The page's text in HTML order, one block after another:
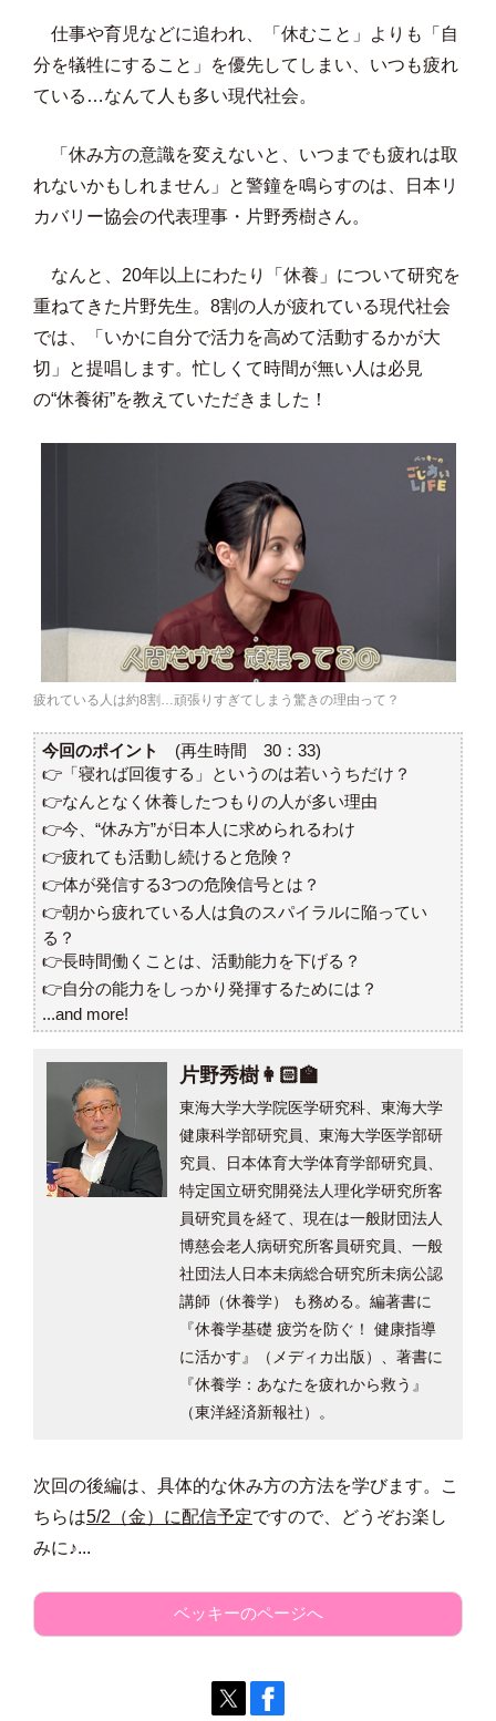
仕事や育児などに追われ、「休むこと」よりも「自
分を犠牲にすること」を優先してしまい、いつも疲れ
ている…なんて人も多い現代社会。
「休み方の意識を変えないと、いつまでも疲れは取
れないかもしれません」と警鐘を鳴らすのは、日本リ
カバリー協会の代表理事・片野秀樹さん。
なんと、20年以上にわたり「休養」について研究を
重ねてきた片野先生。8割の人が疲れている現代社会
では、「いかに自分で活力を高めて活動するかが大
切」と提唱します。忙しくて時間が無い人は必見
の“休養術”を教えていただきました！
疲れている人は約8割…頑張りすぎてしまう驚きの理由って？
今回のポイント
(再生時間 30：33)
👉「寝れば回復する」というのは若いうちだけ？
👉なんとなく休養したつもりの人が多い理由
👉今、“休み方”が日本人に求められるわけ
👉疲れても活動し続けると危険？
👉体が発信する3つの危険信号とは？
👉朝から疲れている人は負のスパイラルに陥ってい
る？
👉長時間働くことは、活動能力を下げる？
👉自分の能力をしっかり発揮するためには？
...and more!
片野秀樹👩🏻‍🏫
東海大学大学院医学研究科、東海大学
健康科学部研究員、東海大学医学部研
究員、日本体育大学体育学部研究員、
特定国立研究開発法人理化学研究所客
員研究員を経て、現在は一般財団法人
博慈会老人病研究所客員研究員、一般
社団法人日本未病総合研究所未病公認
講師（休養学） も務める。編著書に
『休養学基礎 疲労を防ぐ！ 健康指導
に活かす』（メディカ出版）、著書に
『休養学：あなたを疲れから救う』
（東洋経済新報社）。
次回の後編は、具体的な休み方の方法を学びます。こ
ちらは5/2（金）に配信予定ですので、どうぞお楽し
みに♪...
ベッキーのページへ